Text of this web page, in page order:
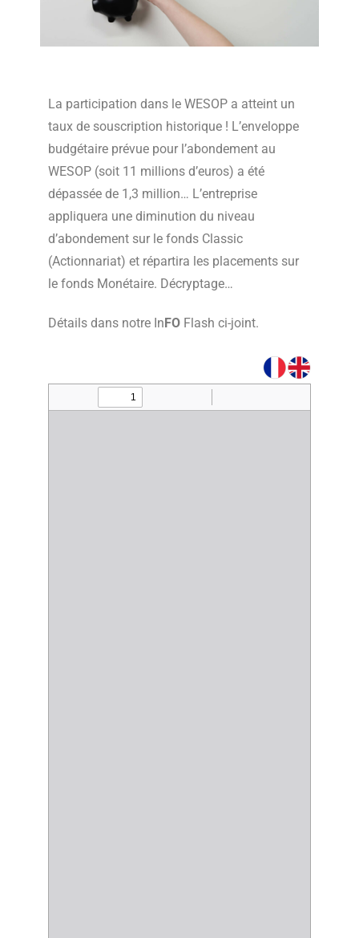
La participation dans le WESOP a atteint un
taux de souscription historique ! L’enveloppe
budgétaire prévue pour l’abondement au
WESOP (soit 11 millions d’euros) a été
dépassée de 1,3 million… L’entreprise
appliquera une diminution du niveau
d’abondement sur le fonds Classic
(Actionnariat) et répartira les placements sur
le fonds Monétaire. Décryptage…
Détails dans notre InFO Flash ci-joint.